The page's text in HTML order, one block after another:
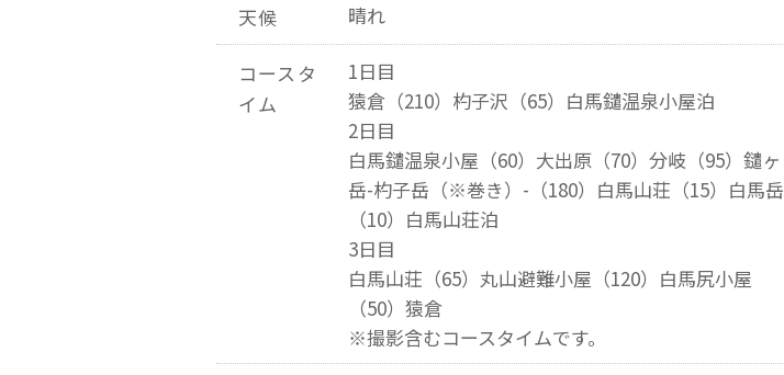
天候
晴れ
コースタ
イム
1日目
猿倉（210）杓子沢（65）白馬鑓温泉小屋泊
2日目
白馬鑓温泉小屋（60）大出原（70）分岐（95）鑓ヶ
岳-杓子岳（※巻き）-（180）白馬山荘（15）白馬岳
（10）白馬山荘泊
3日目
白馬山荘（65）丸山避難小屋（120）白馬尻小屋
（50）猿倉
※撮影含むコースタイムです。